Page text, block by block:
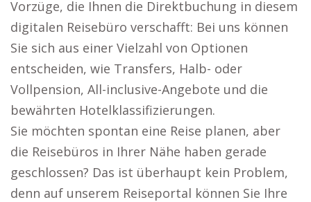
Vorzüge, die Ihnen die Direktbuchung in diesem
digitalen Reisebüro verschafft: Bei uns können
Sie sich aus einer Vielzahl von Optionen
entscheiden, wie Transfers, Halb- oder
Vollpension, All-inclusive-Angebote und die
bewährten Hotelklassifizierungen.
Sie möchten spontan eine Reise planen, aber
die Reisebüros in Ihrer Nähe haben gerade
geschlossen? Das ist überhaupt kein Problem,
denn auf unserem Reiseportal können Sie Ihre